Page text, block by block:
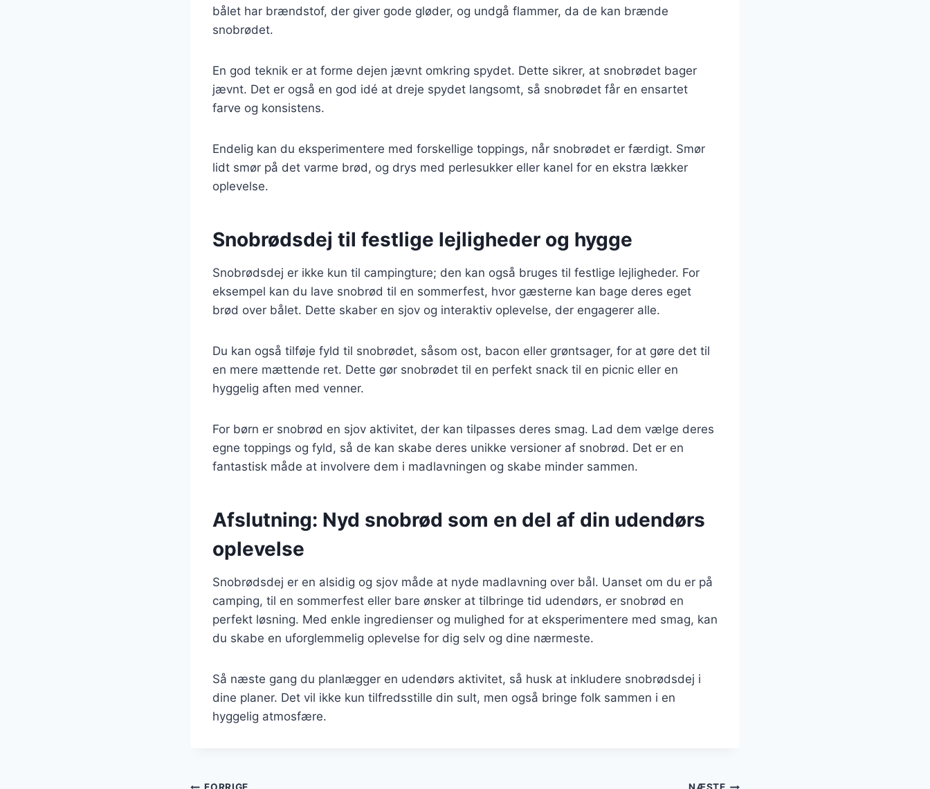
bålet har brændstof, der giver gode gløder, og undgå flammer, da de kan brænde
snobrødet.
En god teknik er at forme dejen jævnt omkring spydet. Dette sikrer, at snobrødet bager
jævnt. Det er også en god idé at dreje spydet langsomt, så snobrødet får en ensartet
farve og konsistens.
Endelig kan du eksperimentere med forskellige toppings, når snobrødet er færdigt. Smør
lidt smør på det varme brød, og drys med perlesukker eller kanel for en ekstra lækker
oplevelse.
Snobrødsdej til festlige lejligheder og hygge
Snobrødsdej er ikke kun til campingture; den kan også bruges til festlige lejligheder. For
eksempel kan du lave snobrød til en sommerfest, hvor gæsterne kan bage deres eget
brød over bålet. Dette skaber en sjov og interaktiv oplevelse, der engagerer alle.
Du kan også tilføje fyld til snobrødet, såsom ost, bacon eller grøntsager, for at gøre det til
en mere mættende ret. Dette gør snobrødet til en perfekt snack til en picnic eller en
hyggelig aften med venner.
For børn er snobrød en sjov aktivitet, der kan tilpasses deres smag. Lad dem vælge deres
egne toppings og fyld, så de kan skabe deres unikke versioner af snobrød. Det er en
fantastisk måde at involvere dem i madlavningen og skabe minder sammen.
Afslutning: Nyd snobrød som en del af din udendørs
oplevelse
Snobrødsdej er en alsidig og sjov måde at nyde madlavning over bål. Uanset om du er på
camping, til en sommerfest eller bare ønsker at tilbringe tid udendørs, er snobrød en
perfekt løsning. Med enkle ingredienser og mulighed for at eksperimentere med smag, kan
du skabe en uforglemmelig oplevelse for dig selv og dine nærmeste.
Så næste gang du planlægger en udendørs aktivitet, så husk at inkludere snobrødsdej i
dine planer. Det vil ikke kun tilfredsstille din sult, men også bringe folk sammen i en
hyggelig atmosfære.